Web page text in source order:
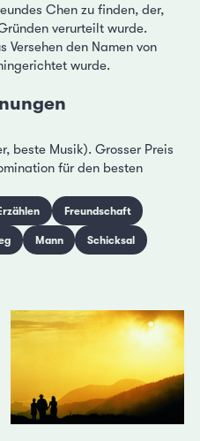
Chen zu finden, der,
verurteilt wurde.
Versehen den Namen von
wurde.
beste Musik). Grosser Preis
für den besten
Freundschaft
Mann Schicksal